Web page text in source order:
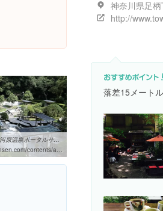
落差15メート
湯河原の歩き方 湯河原温泉ポータルサイト | 万葉公園 足湯施設『独歩 ...
archives/tourist_site/tourist-6-2